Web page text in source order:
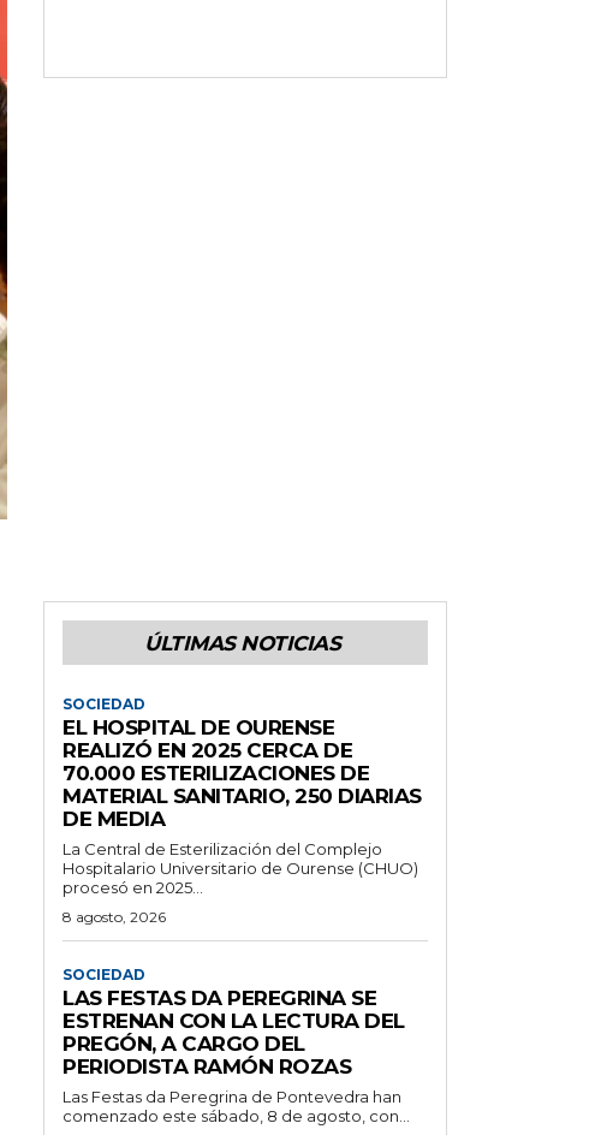
ÚLTIMAS NOTICIAS
SOCIEDAD
EL HOSPITAL DE OURENSE
REALIZÓ EN 2025 CERCA DE
70.000 ESTERILIZACIONES DE
MATERIAL SANITARIO, 250 DIARIAS
DE MEDIA
La Central de Esterilización del Complejo
Hospitalario Universitario de Ourense (CHUO)
procesó en 2025...
8 agosto, 2026
SOCIEDAD
LAS FESTAS DA PEREGRINA SE
ESTRENAN CON LA LECTURA DEL
PREGÓN, A CARGO DEL
PERIODISTA RAMÓN ROZAS
Las Festas da Peregrina de Pontevedra han
comenzado este sábado, 8 de agosto, con...